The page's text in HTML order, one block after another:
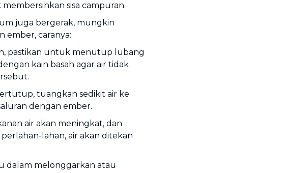
sisa campuran.
juga bergerak, mungkin
ember, caranya:
pastikan untuk menutup lubang
kain basah agar air tidak
tuangkan sedikit air ke
dengan ember.
air akan meningkat, dan
lahan, air akan ditekan
dalam melonggarkan atau